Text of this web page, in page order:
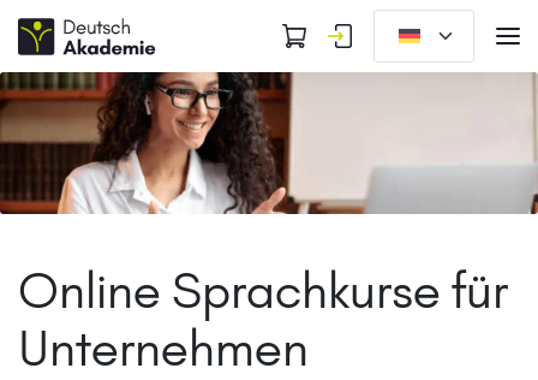
Online Sprachkurse für
Unternehmen